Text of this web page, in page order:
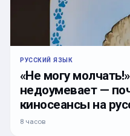
РУССКИЙ ЯЗЫК
«Не могу
недоумевает —
киносеансы на
8 часов